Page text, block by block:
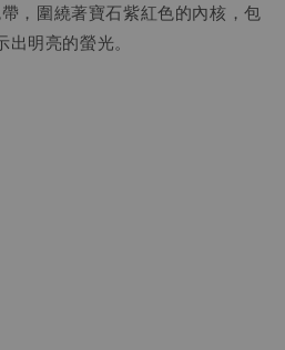
，圍繞著寶石紫紅色的內核，包
出明亮的螢光。